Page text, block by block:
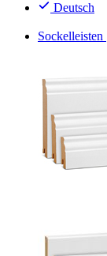
Deutsch
Sockelleisten